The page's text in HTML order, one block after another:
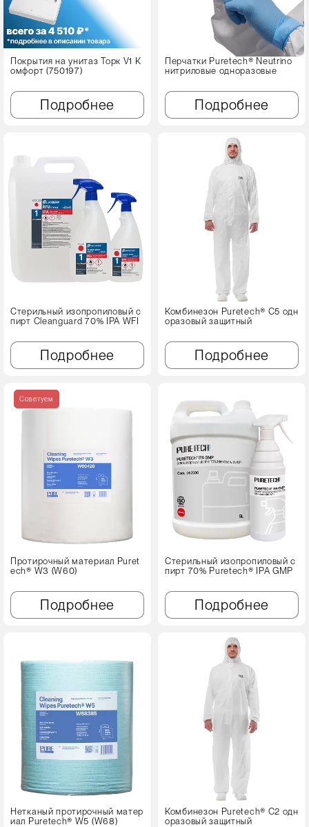
Покрытия на унитаз Торк V1 К
омфорт (750197)
Подробнее
Перчатки Puretech® Neutrino
нитриловые одноразовые
Подробнее
Стерильный изопропиловый с
пирт Cleanguard 70% IPA WFI
Подробнее
Комбинезон Puretech® C5 одн
оразовый защитный
Подробнее
Советуем
Протирочный материал Puret
ech® W3 (W60)
Подробнее
Стерильный изопропиловый с
пирт 70% Puretech® IPA GMP
Подробнее
Нетканый протирочный матер
иал Puretech® W5 (W68)
Комбинезон Puretech® C2 одн
оразовый защитный